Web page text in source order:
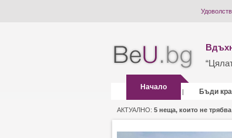
Начало
| Бъди
АКТУАЛНО: 5 неща, които не